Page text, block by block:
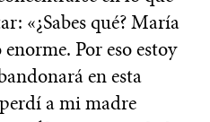
«¿Sabes qué? María
Por eso estoy
en esta
a mi madre